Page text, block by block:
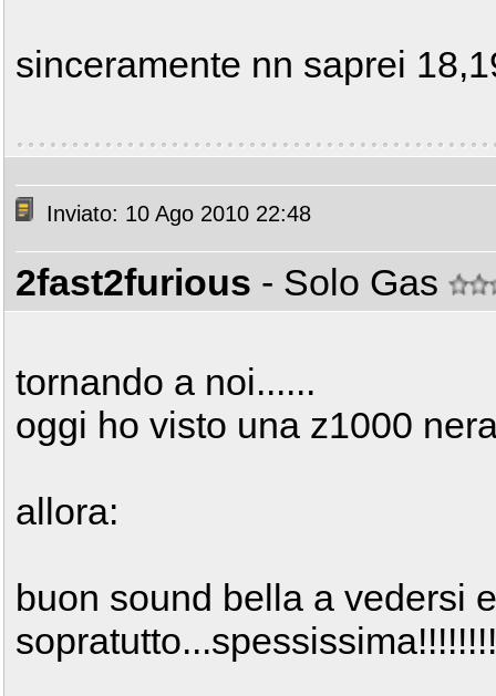
sinceramente nn saprei
Inviato: 10 Ago 2010 22:48
2fast2furious - Solo Gas
tornando a noi......
oggi ho visto una z1000
allora:
buon sound bella a vedersi e